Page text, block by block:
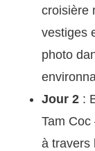
croisière
vestiges
photo
Jour 2 :
Tam
à travers